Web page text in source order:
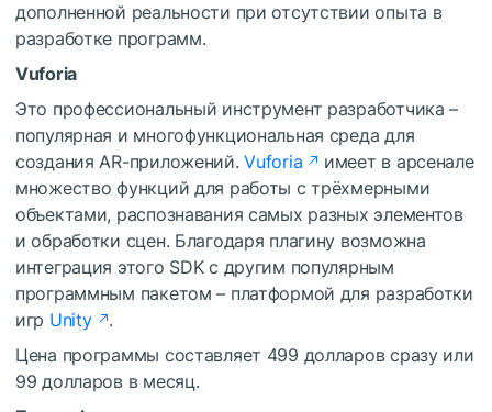
дополненной реальности при отсутствии опыта в
разработке программ.
Vuforia
Это профессиональный инструмент разработчика –
популярная и многофункциональная среда для
создания AR-приложений.Vuforia
имеет в арсенале
множество функций для работы с трёхмерными
объектами, распознавания самых разных элементов
и обработки сцен. Благодаря плагину возможна
интеграция этого SDK с другим популярным
программным пакетом – платформой для разработки
игр Unity
.
Цена программы составляет 499 долларов сразу или
99 долларов в месяц.